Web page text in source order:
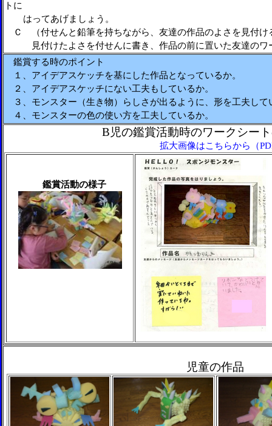
トに
はってあげましょう。
Ｃ （付せんと鉛筆を持ちながら、友達の作品のよさを見付け
見付けたよさを付せんに書き、作品の前に置いた友達のワ
鑑賞する時のポイント
１、アイデアスケッチを基にした作品となっているか。
２、アイデアスケッチにない工夫もしているか。
３、モンスター（生き物）らしさが出るように、形を工夫して
４、モンスターの色の使い方を工夫しているか。
B児の鑑賞活動時のワークシー
拡大画像はこちらから（
鑑賞活動の様子
児童の作品